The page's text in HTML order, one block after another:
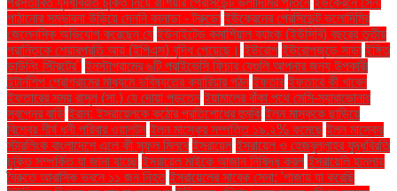
পাঠানোর সম্ভাবনা উড়িয়ে দেননি কানাডা - ট্রুডো ইউক্রেনের প্রেসিডেন্ট ভলোদিমির
জেলেনস্কি অভিযোগ করেছেন যে ইউনাইটেড কমার্শিয়াল ব্যাংক (ইউসিবি) বছরের তৃতীয়
প্রান্তিকে শেয়ারপ্রতি আয় (ইপিএস) বৃদ্ধি পেয়েছে। ইউরোপ ইউরোপজুড়ে সাড়া ইঙ্গিত
ডাউনিং স্ট্রিটের" ইনস্টাগ্রামের ৬টি প্রাইভেসি ফিচার যেগুলি আপনার জন্য উপকারী
ইন্টার্নশিপ প্রোগ্রামের মাধ্যমে ভবিষ্যতের ক্যারিয়ার গঠন ইফতার ইফতারে কী খাবেন
ইফতারের সময় রাসুল (সা.) যে দোয়া পড়তেন ইয়ামালের বাঁকা পথে মেসি-ম্যারাডোনার
স্বপ্নের বাড়ি ইরান: ইসরায়েলকে কঠোর প্রতিশোধের হুমকি ইলন মাস্ককে ছাড়িয়ে
বিশ্বের শীর্ষ ধনী পরিবার ওয়ালটন ইলন মাস্কের সম্পত্তি ১৯.২% কমেছে ইলন মাস্কের
স্টারলিংক বাংলাদেশে এলে কী সুফল মিলবে ইসরায়েল ইসরায়েল ও হেজবুল্লাহর যুদ্ধবিরতি
চুক্তি সম্পর্কিত যা জানা যাচ্ছে ইসরায়েল মাইকে আজান নিষিদ্ধ করল ইসরায়েলি হামলায়
বৈরুতে আবাসিক ভবনে ১১ জন নিহত ইসরায়েলের সাবেক সেনা: 'গাজায় যা করেছি